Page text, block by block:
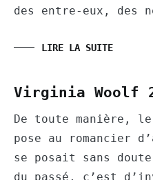
des entre-eux, des
LIRE LA SUITE
Virginia Woolf
De toute manière,
pose au romancier
se posait sans
du passé, c’est